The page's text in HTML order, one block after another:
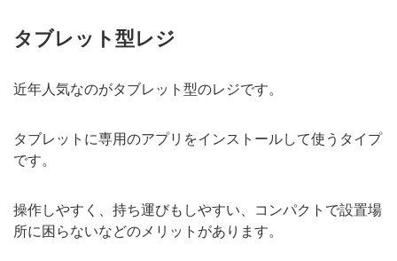
タブレット型レジ
近年人気なのがタブレット型のレジです。
タブレットに専用のアプリをインストールして使うタイプ
です。
操作しやすく、持ち運びもしやすい、コンパクトで設置場
所に困らないなどのメリットがあります。